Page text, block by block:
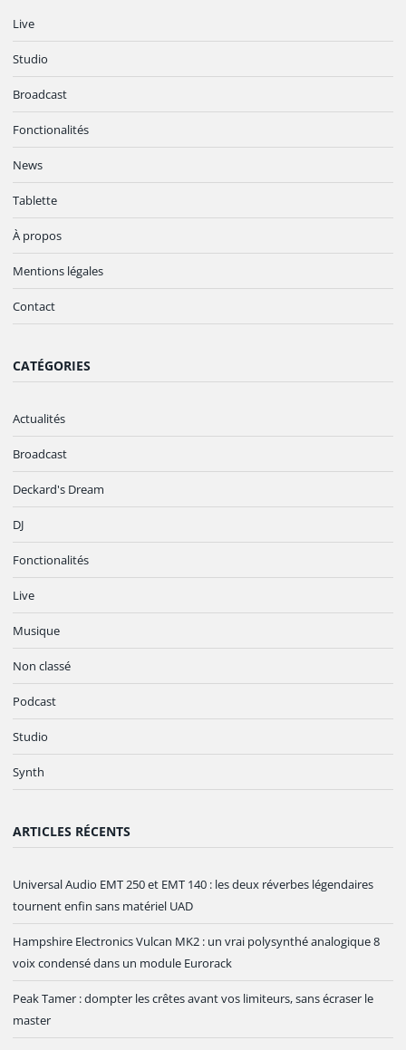
Live
Studio
Broadcast
Fonctionalités
News
Tablette
À propos
Mentions légales
Contact
CATÉGORIES
Actualités
Broadcast
Deckard's Dream
DJ
Fonctionalités
Live
Musique
Non classé
Podcast
Studio
Synth
ARTICLES RÉCENTS
Universal Audio EMT 250 et EMT 140 : les deux réverbes légendaires
tournent enfin sans matériel UAD
Hampshire Electronics Vulcan MK2 : un vrai polysynthé analogique 8
voix condensé dans un module Eurorack
Peak Tamer : dompter les crêtes avant vos limiteurs, sans écraser le
master